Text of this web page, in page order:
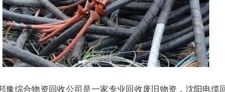
豫综合物资回收公司是一家专业回收废旧物资，沈阳电缆